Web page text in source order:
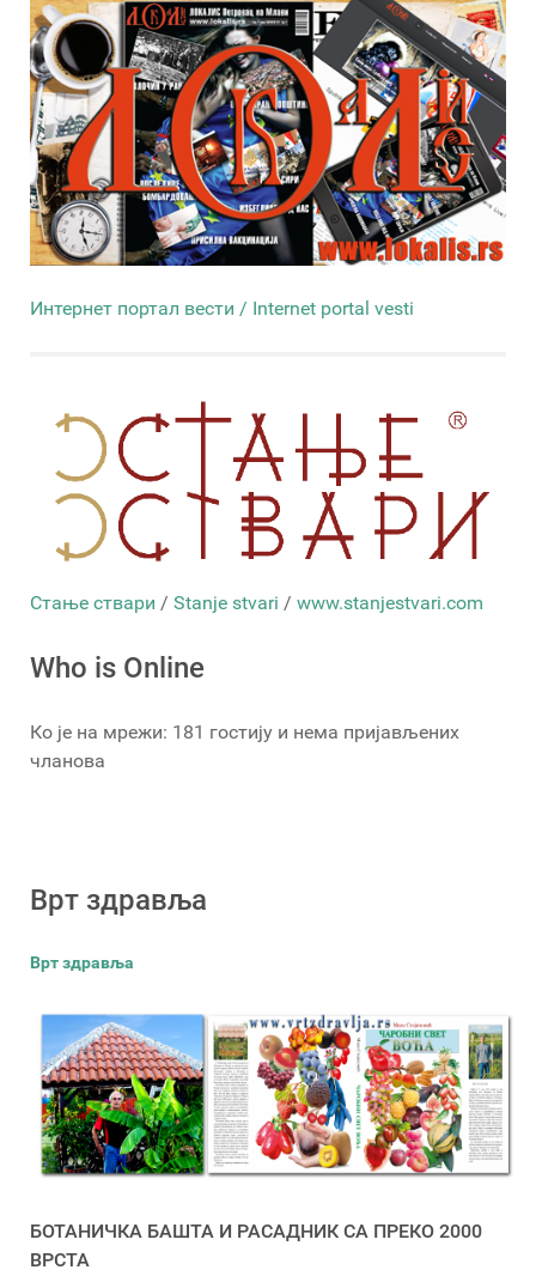
Интернет портал вести / Internet portal vesti
Стање ствари / Stanje stvari / www.stanjestvari.com
Who is Online
Ко је на мрежи: 181 гостију и нема пријављених
чланова
Врт здравља
Врт здравља
БОТАНИЧКА БАШТА И РАСАДНИК СА ПРЕКО 2000
ВРСТА